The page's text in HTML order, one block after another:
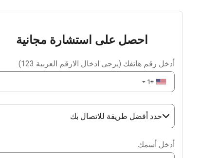
احصل على استشارة مجانية
أدخل رقم هاتفك (يرجى ادخال الارقم العربية 123)
▼
حدد أفضل طريقة للاتصال بك
Phone
أدخل أسمك